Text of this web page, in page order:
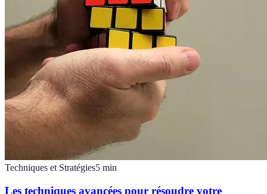
Techniques et Stratégies5 min
Les techniques avancées pour résoudre votre